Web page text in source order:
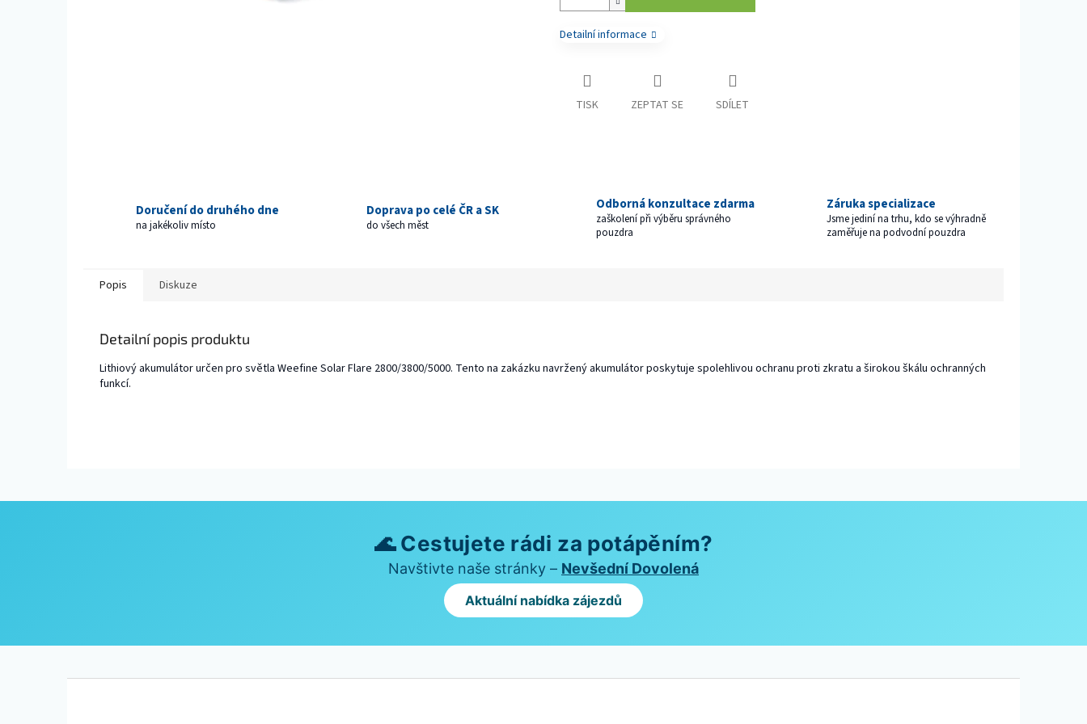
Detailní informace
TISK ZEPTAT SE SDÍLET
Doručení do druhého dne
na jakékoliv místo
Doprava po celé ČR a SK
do všech měst
Odborná konzultace zdarma
zaškolení při výběru správného
pouzdra
Záruka specializace
Jsme jediní na trhu, kdo se výhradně
zaměřuje na podvodní pouzdra
Popis Diskuze
Detailní popis produktu
Lithiový akumulátor určen pro světla Weefine Solar Flare 2800/3800/5000. Tento na zakázku navržený akumulátor poskytuje spolehlivou ochranu proti zkratu a širokou škálu ochranných
funkcí.
🌊 Cestujete rádi za potápěním?
Navštivte naše stránky – Nevšední Dovolená
Aktuální nabídka zájezdů